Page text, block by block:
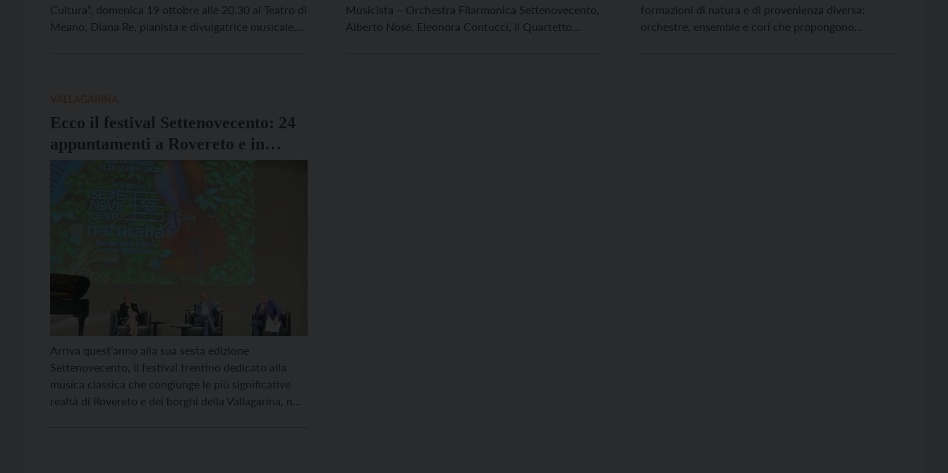
Cultura”, domenica 19 ottobre alle 20.30 al Teatro di
Meano, Diana Re, pianista e divulgatrice musicale,
Musicista – Orchestra Filarmonica Settenovecento,
Alberto Nosè, Eleonora Contucci, il Quartetto
formazioni di natura e di provenienza diversa:
orchestre, ensemble e cori che propongono
Ecco il festival Settenovecento: 24
appuntamenti a Rovereto e in
Vallagarina, tra musica classica e
Arriva quest’anno alla sua sesta edizione
Settenovecento, il festival trentino dedicato alla
musica classica che congiunge le più significative
realtà di Rovereto e dei borghi della Vallagarina, non